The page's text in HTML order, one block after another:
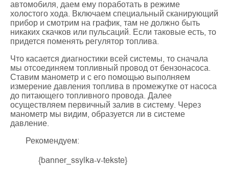
автомобиля, даем ему поработать в режиме
холостого хода. Включаем специальный сканирующий
прибор и смотрим на график, там не должно быть
никаких скачков или пульсаций. Если таковые есть, то
придется поменять регулятор топлива.
Что касается диагностики всей системы, то сначала
мы отсоединяем топливный провод от бензонасоса.
Ставим манометр и с его помощью выполняем
измерение давления топлива в промежутке от насоса
до питающего топливного провода. Далее
осуществляем первичный залив в систему. Через
манометр мы видим, образуется ли в системе
давление.
Рекомендуем:
{banner_ssylka-v-tekste}